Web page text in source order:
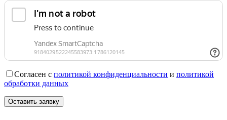
Согласен с политикой конфиденциальности и политикой
обработки данных